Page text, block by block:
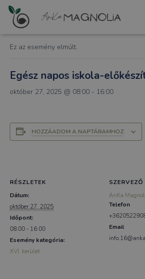
« Összes Események
Ez az esemény elmúlt.
Egész napos iskola-
október 27, 2025 @ 08:00 - 16:00
HOZZÁADOM A NAPTÁRAMHOZ
RÉSZLETEK
Dátum:
október 27, 2025
Időpont:
08:00 - 16:00
Esemény kategória:
XVI. kerület
SZERVEZŐ
AnKa
Telefon
Email